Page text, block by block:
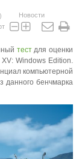
Новости
тестдля оценки
Windows Edition.
компьютерной
данного бенчмарка